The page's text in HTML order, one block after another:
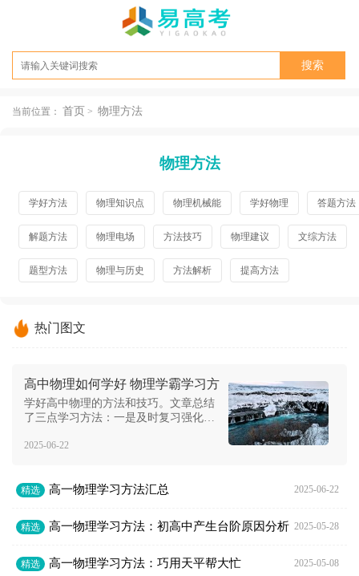
当前位置： 首页 > 物理方法
物理方法
学好方法 物理知识点 物理机械能 学好物理 答题方法
解题方法 物理电场 方法技巧 物理建议 文综方法
题型方法 物理与历史 方法解析 提高方法
热门图文
高中物理如何学好 物理学霸学习方
法分享
学好高中物理的方法和技巧。文章总结
了三点学习方法：一是及时复习强化所
避免考试时出现迷茫和犹豫；三是做作
实。文章还分享了提高物理成绩的技
2025-06-22
精选 2025-06-22
高一物理学习方法汇总
精选 2025-05-28
高一物理学习方法：初高中产生台阶原因分析
精选 2025-05-08
高一物理学习方法：巧用天平帮大忙